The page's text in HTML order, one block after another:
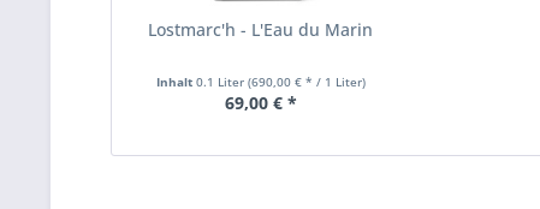
Lostmarc'h - L'Eau du Marin
Inhalt 0.1 Liter (690,00 € * / 1 Liter)
69,00 € *